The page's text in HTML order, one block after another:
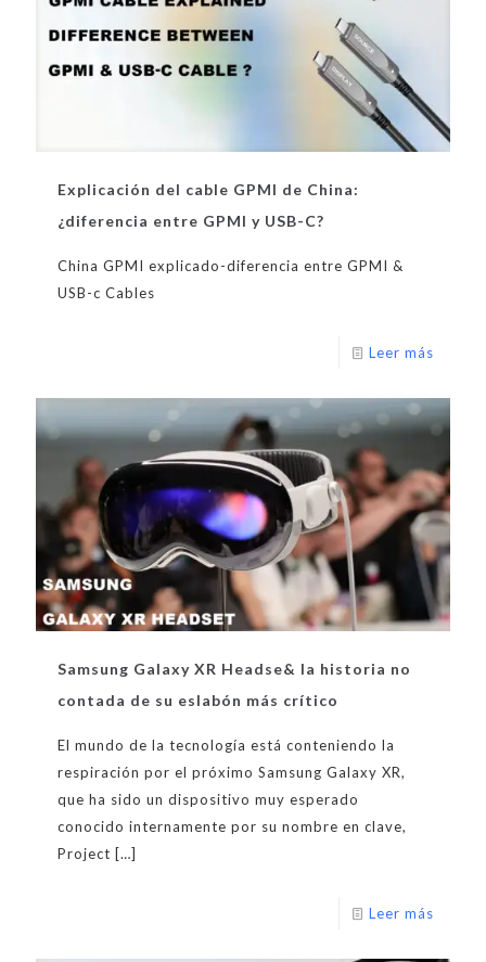
Explicación del cable GPMI de China:
¿diferencia entre GPMI y USB-C?
China GPMI explicado-diferencia entre GPMI &
USB-c Cables
Leer más
Samsung Galaxy XR Headse& la historia no
contada de su eslabón más crítico
El mundo de la tecnología está conteniendo la
respiración por el próximo Samsung Galaxy XR,
que ha sido un dispositivo muy esperado
conocido internamente por su nombre en clave,
Project […]
Leer más